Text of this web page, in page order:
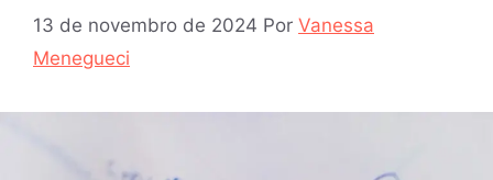
13 de novembro de 2024 Por Vanessa
Menegueci